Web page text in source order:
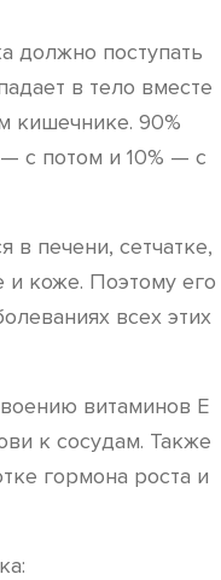
должно поступать
в тело вместе
кишечнике. 90%
с потом и 10% — с
в печени, сетчатке,
и коже. Поэтому его
всех этих
витаминов Е
к сосудам. Также
гормона роста и